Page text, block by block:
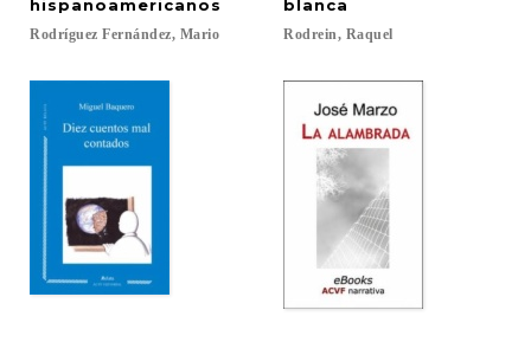
hispanoamericanos
Rodríguez Fernández, Mario
blanca
Rodrein, Raquel